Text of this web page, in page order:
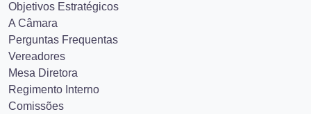
Objetivos Estratégicos
A Câmara
Perguntas Frequentas
Vereadores
Mesa Diretora
Regimento Interno
Comissões